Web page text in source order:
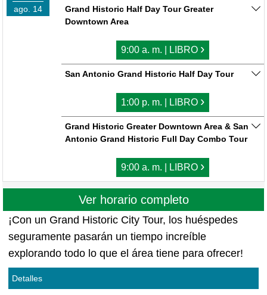
ago. 14
Grand Historic Half Day Tour Greater
Downtown Area
9:00 a. m. | LIBRO ›
San Antonio Grand Historic Half Day Tour
1:00 p. m. | LIBRO ›
Grand Historic Greater Downtown Area & San
Antonio Grand Historic Full Day Combo Tour
9:00 a. m. | LIBRO ›
Ver horario completo
¡Con un Grand Historic City Tour, los huéspedes
seguramente pasarán un tiempo increíble
explorando todo lo que el área tiene para ofrecer!
Detalles